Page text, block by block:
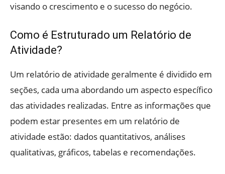
visando o crescimento e o sucesso do negócio.
Como é Estruturado um Relatório de
Atividade?
Um relatório de atividade geralmente é dividido em
seções, cada uma abordando um aspecto específico
das atividades realizadas. Entre as informações que
podem estar presentes em um relatório de
atividade estão: dados quantitativos, análises
qualitativas, gráficos, tabelas e recomendações.